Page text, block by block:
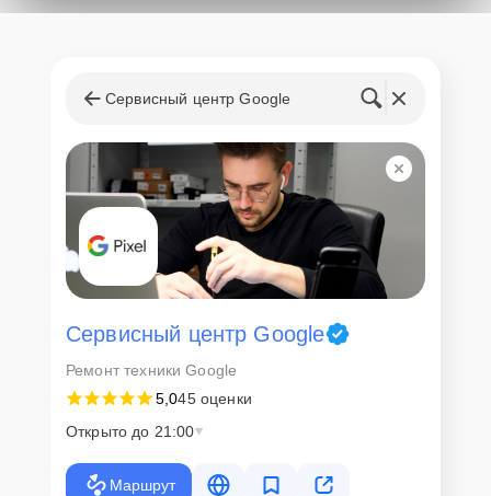
Сервисный центр Google
Сервисный центр Google
Ремонт техники Google
5,045 оценки
Открыто до 21:00
Маршрут